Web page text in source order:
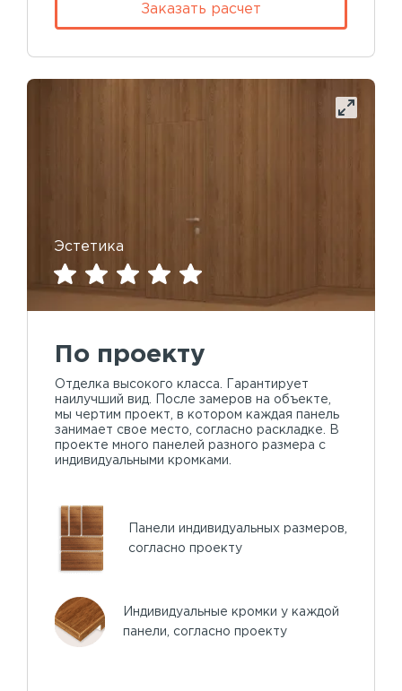
Заказать расчет
Эстетика
По проекту
Отделка высокого класса. Гарантирует
наилучший вид. После замеров на объекте,
мы чертим проект, в котором каждая панель
занимает свое место, согласно раскладке. В
проекте много панелей разного размера с
индивидуальными кромками.
Панели индивидуальных размеров,
согласно проекту
Индивидуальные кромки у каждой
панели, согласно проекту